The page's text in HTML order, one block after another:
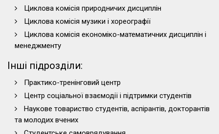
Циклова комісія природничих дисциплін
Циклова комісія музики і хореографії
Циклова комісія економіко-математичних дисциплін і
менеджменту
Інші підрозділи:
Практико-тренінговий центр
Центр соціальної взаємодії і підтримки студентів
Наукове товариство студентів, аспірантів, докторантів
та молодих вчених